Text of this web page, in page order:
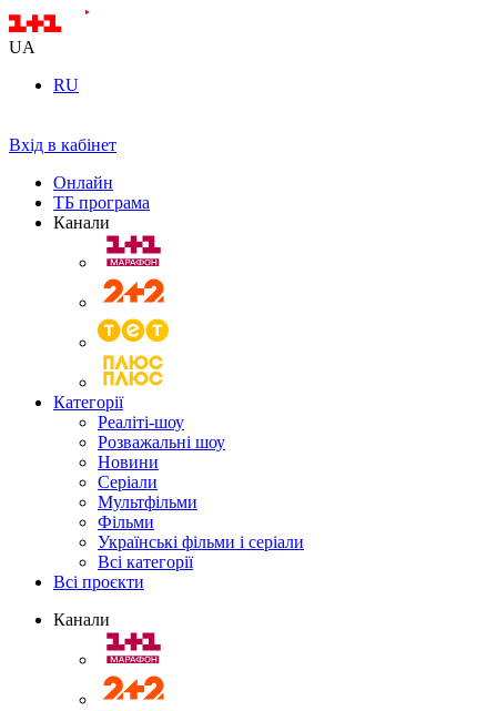
UA
RU
Вхід в кабінет
Онлайн
ТБ програма
Канали
Категорії
Реаліті-шоу
Розважальні шоу
Новини
Серіали
Мультфільми
Фільми
Українські фільми і серіали
Всі категорії
Всі проєкти
Канали